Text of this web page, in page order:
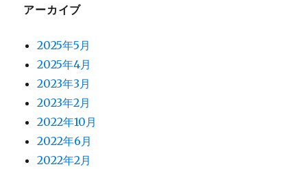
アーカイブ
2025年5月
2025年4月
2023年3月
2023年2月
2022年10月
2022年6月
2022年2月